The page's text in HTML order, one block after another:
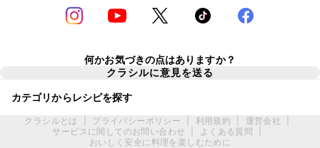
何かお気づきの点はありますか？
クラシルに意見を送る
カテゴリからレシピを探す
クラシルとは プライバシーポリシー 利用規約 運営会社
サービスに関してのお問い合わせ
よくある質問
おいしく安全に料理を楽しむために